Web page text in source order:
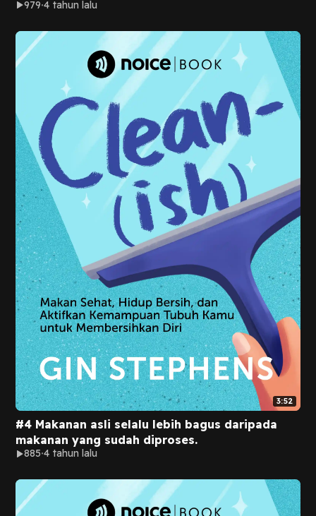
979 4 tahun lalu
3:52
#4 Makanan asli selalu lebih bagus daripada
makanan yang sudah diproses.
885 4 tahun lalu